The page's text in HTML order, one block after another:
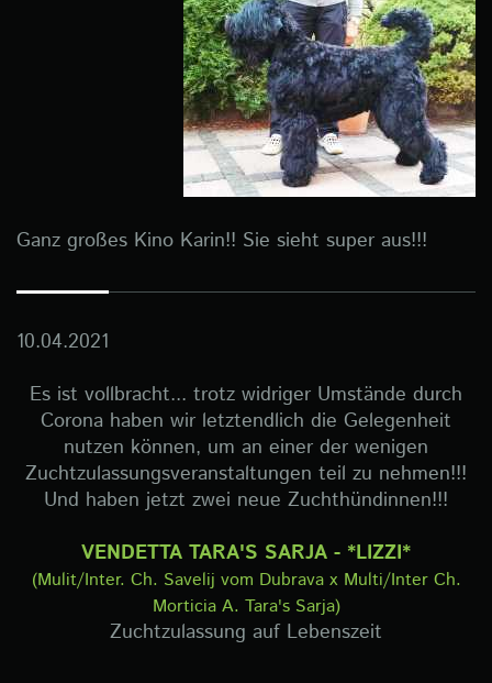
Ganz großes Kino Karin!! Sie sieht super aus!!!
10.04.2021
Es ist vollbracht... trotz widriger Umstände durch
Corona haben wir letztendlich die Gelegenheit
nutzen können, um an einer der wenigen
Zuchtzulassungsveranstaltungen teil zu nehmen!!!
Und haben jetzt zwei neue Zuchthündinnen!!!
VENDETTA TARA'S SARJA - *LIZZI*
(Mulit/Inter. Ch. Savelij vom Dubrava x Multi/Inter Ch.
Morticia A. Tara's Sarja)
Zuchtzulassung auf Lebenszeit